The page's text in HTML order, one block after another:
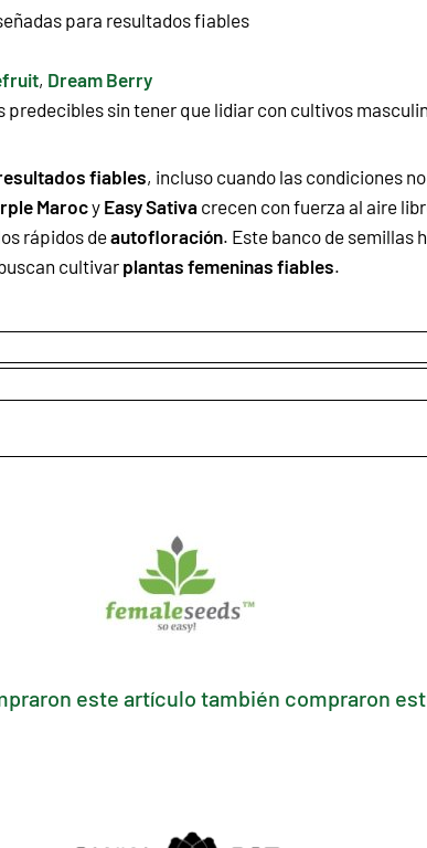
para resultados fiables
, Dream Berry
predecibles sin tener que lidiar con cultivos
fiables, incluso cuando las condiciones
Marocy Easy Sativa crecen con fuerza al aire
rápidos deautofloración. Este banco de semillas
cultivar plantas femeninas fiables.
este artículo también compraron